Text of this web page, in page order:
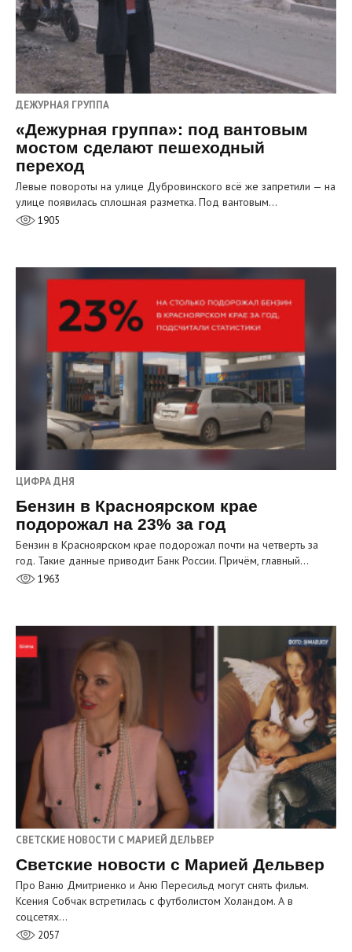
ДЕЖУРНАЯ ГРУППА
«Дежурная группа»: под вантовым
мостом сделают пешеходный
переход
Левые повороты на улице Дубровинского всё же запретили — на
улице появилась сплошная разметка. Под вантовым…
1905
ЦИФРА ДНЯ
Бензин в Красноярском крае
подорожал на 23% за год
Бензин в Красноярском крае подорожал почти на четверть за
год. Такие данные приводит Банк России. Причём, главный…
1963
СВЕТСКИЕ НОВОСТИ С МАРИЕЙ ДЕЛЬВЕР
Светские новости с Марией Дельвер
Про Ваню Дмитриенко и Аню Пересильд могут снять фильм.
Ксения Собчак встретилась с футболистом Холандом. А в
соцсетях…
2057